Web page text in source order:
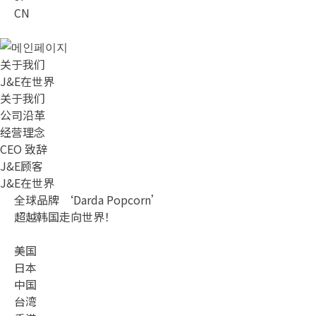
CN
关于我们
J&E在世界
关于我们
公司沿革
经营理念
CEO 致辞
J&E顾客
J&E在世界
全球品牌
‘Darda Popcorn’
超越韩国走向世界！
美国
日本
中国
台湾